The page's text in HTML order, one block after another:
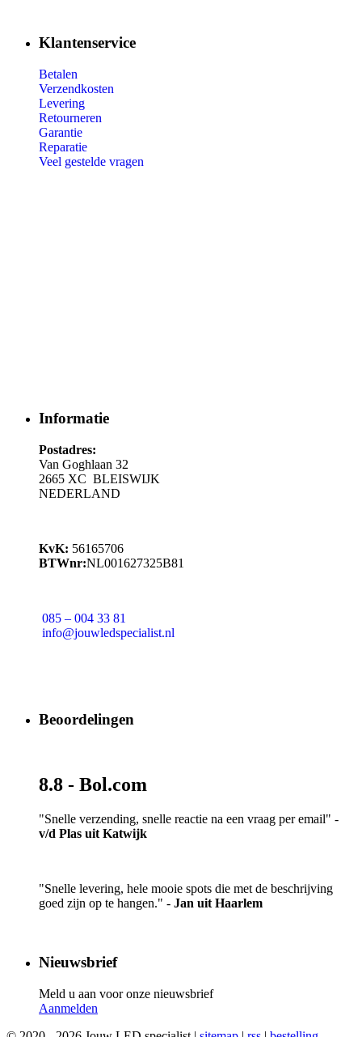
Klantenservice
Betalen
Verzendkosten
Levering
Retourneren
Garantie
Reparatie
Veel gestelde vragen
Informatie
Postadres:
Van Goghlaan 32
2665 XC BLEISWIJK
NEDERLAND
KvK: 56165706
BTWnr:NL001627325B81
085 – 004 33 81
info@jouwledspecialist.nl
Beoordelingen
8.8 - Bol.com
"Snelle verzending, snelle reactie na een vraag per email" -
v/d Plas uit Katwijk
"Snelle levering, hele mooie spots die met de beschrijving
goed zijn op te hangen." - Jan uit Haarlem
Nieuwsbrief
Meld u aan voor onze nieuwsbrief
Aanmelden